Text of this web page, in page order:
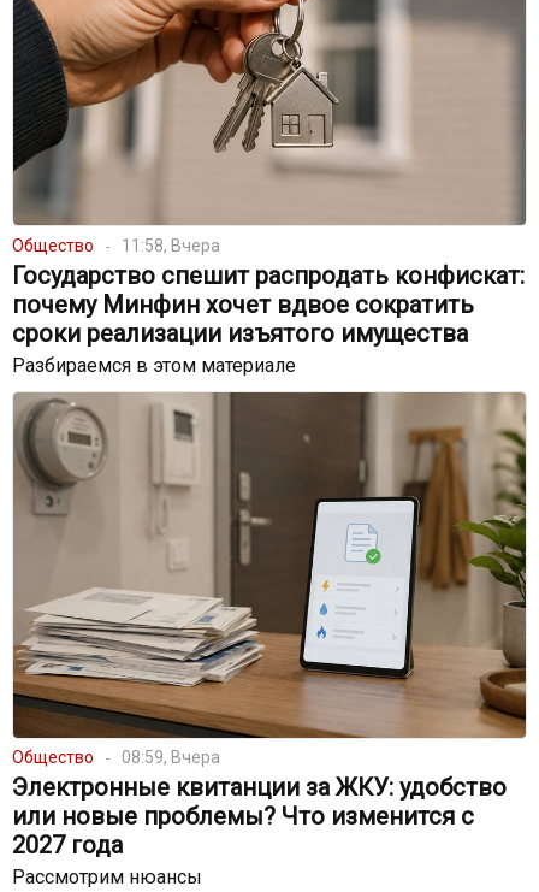
Общество 11:58, Вчера
Государство спешит распродать конфискат:
почему Минфин хочет вдвое сократить
сроки реализации изъятого имущества
Разбираемся в этом материале
Общество 08:59, Вчера
Электронные квитанции за ЖКУ: удобство
или новые проблемы? Что изменится с
2027 года
Рассмотрим нюансы